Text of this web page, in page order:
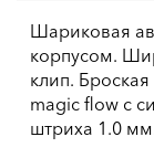
Шариковая
корпусом.
клип.
magic flow c
штриха 1.0